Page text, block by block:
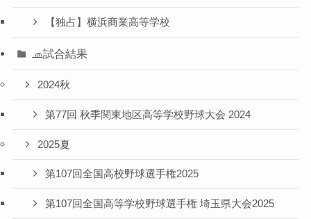
【独占】横浜商業高等学校
🧢試合結果
2024秋
第77回 秋季関東地区高等学校野球大会 2024
2025夏
第107回全国高校野球選手権2025
第107回全国高等学校野球選手権 埼玉県大会2025